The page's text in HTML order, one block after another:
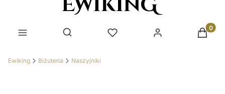
Otwórz wyszukiwarkę
Ewiking Biżuteria Naszyjniki